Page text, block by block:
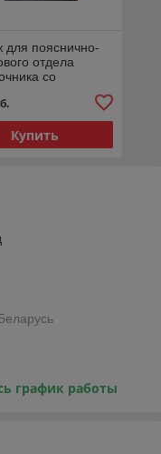
для пояснично-
отдела
со
Antar
Купить
график работы